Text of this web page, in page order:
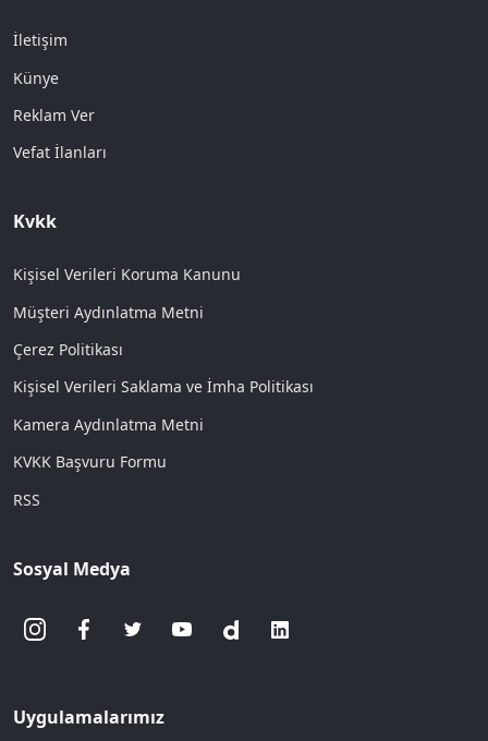
İletişim
Künye
Reklam Ver
Vefat İlanları
Kvkk
Kişisel Verileri Koruma Kanunu
Müşteri Aydınlatma Metni
Çerez Politikası
Kişisel Verileri Saklama ve İmha Politikası
Kamera Aydınlatma Metni
KVKK Başvuru Formu
RSS
Sosyal Medya
Uygulamalarımız